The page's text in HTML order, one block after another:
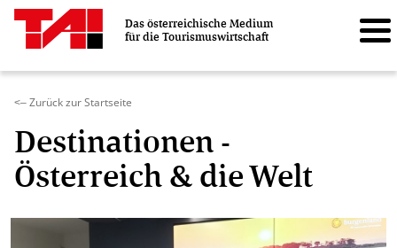
Das österreichische Medium
für die Tourismuswirtschaft
<– Zurück zur Startseite
Destinationen -
Österreich & die Welt